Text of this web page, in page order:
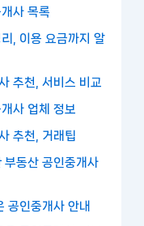
사 목록
, 이용 요금까지 알
추천, 서비스 비교
사 업체 정보
추천, 거래팁
부동산 공인중개사
공인중개사 안내